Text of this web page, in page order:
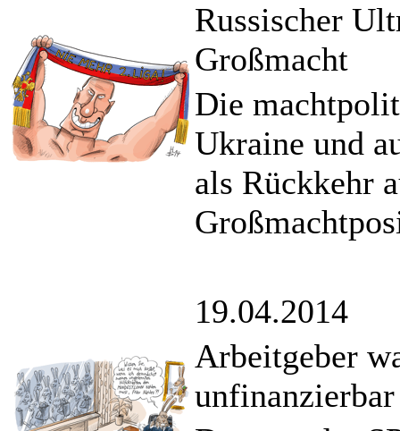
Russischer
Großmacht
Die
Ukraine und
als Rückkehr
19.04.2014
Arbeitgeber
unfinanzierbar